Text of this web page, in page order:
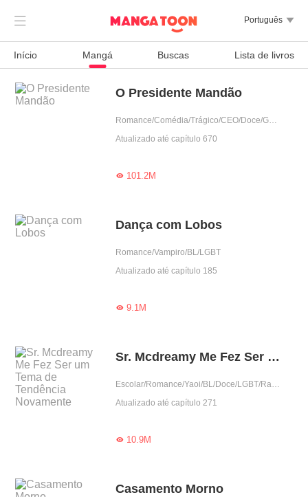
 Português 
Início Mangá Buscas Lista de livros
O Presidente Mandão
Romance/Comédia/Trágico/CEO/Doce/Gentil/Possessivo/Dominante/Arrogante
Atualizado até capítulo 670
101.2M
Dança com Lobos
Romance/Vampiro/BL/LGBT
Atualizado até capítulo 185
9.1M
Sr. Mcdreamy Me Fez Ser um Tema de Tendência Novamente
Escolar/Romance/Yaoi/BL/Doce/LGBT/Ramo do entretenimento
Atualizado até capítulo 271
10.9M
Casamento Morno